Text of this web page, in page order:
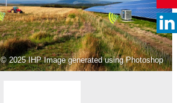
© 2025 IHP Image generated using Photoshop